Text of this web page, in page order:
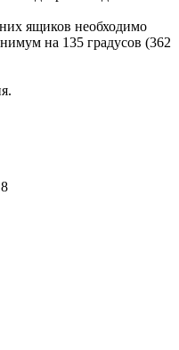
ящиков необходимо
на 135 градусов (362